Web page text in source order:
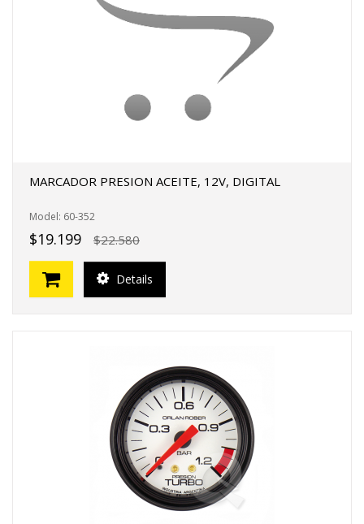
MARCADOR PRESION ACEITE, 12V, DIGITAL
Model: 60-352
$19.199 $22.580
Details